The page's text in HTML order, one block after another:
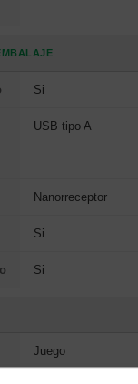
Si
USB tipo A
Nanorreceptor
Si
Si
Juego